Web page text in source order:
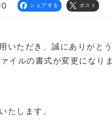
シェアする ポスト
いただき、誠にありがとう
イルの書式が変更になりま
たします。